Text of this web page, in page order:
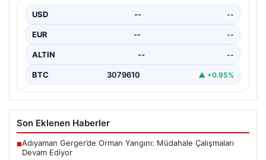
USD -- --
EUR -- --
ALTIN -- --
BTC 3079610 ▲ +0.95%
Son Eklenen Haberler
■Adıyaman Gerger’de Orman Yangını: Müdahale Çalışmaları
Devam Ediyor